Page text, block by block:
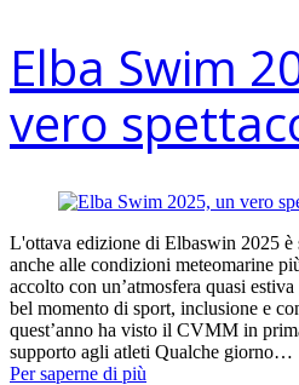
Elba Swim
vero
L'ottava edizione di Elbaswin 2025 è
anche alle condizioni meteomarine
accolto con un’atmosfera quasi
bel momento di sport, inclusione e
quest’anno ha visto il CVMM in
supporto agli atleti Qualche giorno…
Per saperne di più